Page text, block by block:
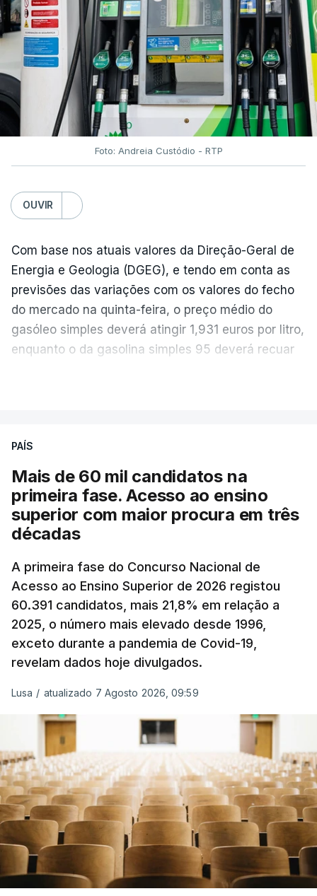
Foto: Andreia Custódio - RTP
OUVIR
Com base nos atuais valores da Direção-Geral de
Energia e Geologia (DGEG), e tendo em conta as
previsões das variações com os valores do fecho
do mercado na quinta-feira, o preço médio do
gasóleo simples deverá atingir 1,931 euros por litro,
enquanto o da gasolina simples 95 deverá recuar
evolução das cotações internacionais do petróleo,
posto de abastecimento, a marca e a localização.
A atualização do desconto do Imposto sobre os
Produtos Petrolíferos (ISP) também poderá
O Governo comprometeu-se a aplicar uma redução
extraordinária e temporária no ISP, sempre que se
verifique um aumento do preço dos combustíveis
superior a 10 cêntimos, para mitigar a escalada de
preços.
Depois de uma subida inicial devido à guerra no
Irão, à tensão geopolítica no Médio Oriente e ao
fecho do estreito de Ormuz, os preços dos
combustíveis desceram durante o cessar-fogo
entre Washington e Teerão.
No entanto, com o retomar do conflito, as últimas
semanas têm sido marcadas por uma subida
acentuada, tendência que deverá ser revertida na
próxima semana.
PAÍS
Mais de 60 mil candidatos na
primeira fase. Acesso ao ensino
superior com maior procura em três
décadas
A primeira fase do Concurso Nacional de
Acesso ao Ensino Superior de 2026 registou
60.391 candidatos, mais 21,8% em relação a
2025, o número mais elevado desde 1996,
exceto durante a pandemia de Covid-19,
revelam dados hoje divulgados.
Lusa / atualizado 7 Agosto 2026, 09:59